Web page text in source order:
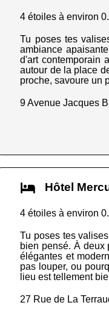
4 étoiles à environ
Tu poses tes
ambiance
d'art contemporain
autour de la place
proche, savoure un
9 Avenue Jacques
Hôtel
4 étoiles à environ
Tu poses tes
bien pensé. À deux
élégantes et
pas louper, ou
lieu est tellement
27 Rue de La